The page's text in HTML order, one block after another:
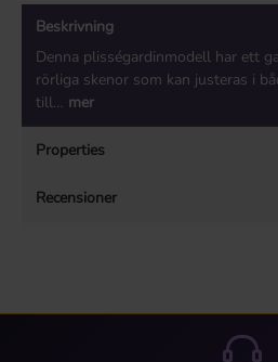
Beskrivning
Denna plisségardinmodell har ett
rörliga skenor som kan justeras i
till… mer
Properties
Recensioner